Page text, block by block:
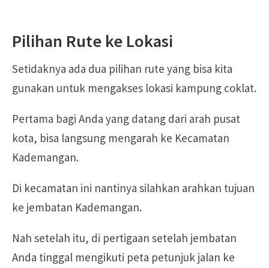
Pilihan Rute ke Lokasi
Setidaknya ada dua pilihan rute yang bisa kita
gunakan untuk mengakses lokasi kampung coklat.
Pertama bagi Anda yang datang dari arah pusat
kota, bisa langsung mengarah ke Kecamatan
Kademangan.
Di kecamatan ini nantinya silahkan arahkan tujuan
ke jembatan Kademangan.
Nah setelah itu, di pertigaan setelah jembatan
Anda tinggal mengikuti peta petunjuk jalan ke